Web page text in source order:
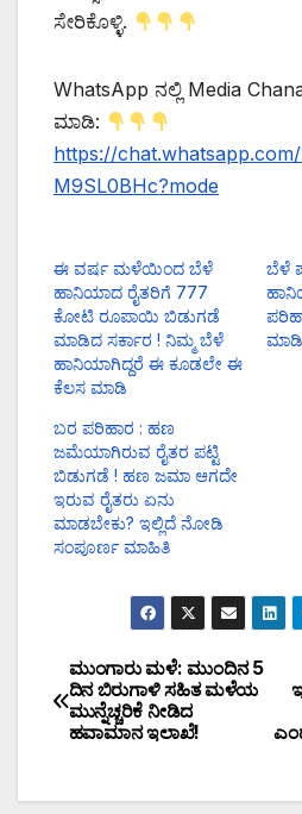
ಸೇರಿಕೊಳ್ಳಿ.
WhatsApp ನಲ್ಲಿ Media
ಮಾಡಿ:
https://chat.whatsapp.com/
M9SL0BHc?mode
ಈ ವರ್ಷ ಮಳೆಯಿಂದ ಬೆಳೆ
ಹಾನಿಯಾದ ರೈತರಿಗೆ 777
ಕೋಟಿ ರೂಪಾಯಿ ಬಿಡುಗಡೆ
ಮಾಡಿದ ಸರ್ಕಾರ ! ನಿಮ್ಮ ಬೆಳೆ
ಹಾನಿಯಾಗಿದ್ದರೆ ಈ ಕೂಡಲೇ ಈ
ಕೆಲಸ ಮಾಡಿ
ಬೆಳೆ
ಮಾಡಿ
ಬರ ಪರಿಹಾರ : ಹಣ
ಜಮೆಯಾಗಿರುವ ರೈತರ ಪಟ್ಟಿ
ಬಿಡುಗಡೆ ! ಹಣ ಜಮಾ ಆಗದೇ
ಇರುವ ರೈತರು ಏನು
ಮಾಡಬೇಕು? ಇಲ್ಲಿದೆ ನೋಡಿ
ಸಂಪೂರ್ಣ ಮಾಹಿತಿ
ಮುಂಗಾರು ಮಳೆ: ಮುಂದಿನ 5
ದಿನ ಬಿರುಗಾಳಿ ಸಹಿತ ಮಳೆಯ
ಮುನ್ನೆಚ್ಚರಿಕೆ ನೀಡಿದ
ಹವಾಮಾನ ಇಲಾಖೆ!